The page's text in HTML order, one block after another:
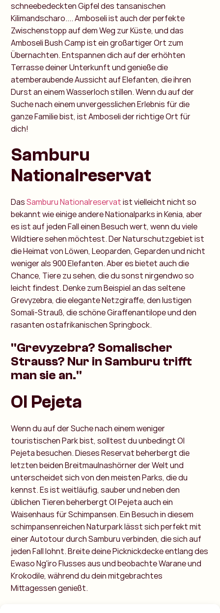
schneebedeckten Gipfel des tansanischen
Kilimandscharo.... Amboseli ist auch der perfekte
Zwischenstopp auf dem Weg zur Küste, und das
Amboseli Bush Camp ist ein großartiger Ort zum
Übernachten. Entspannen dich auf der erhöhten
Terrasse deiner Unterkunft und genieße die
atemberaubende Aussicht auf Elefanten, die ihren
Durst an einem Wasserloch stillen. Wenn du auf der
Suche nach einem unvergesslichen Erlebnis für die
ganze Familie bist, ist Amboseli der richtige Ort für
dich!
Samburu
Nationalreservat
DasSamburu Nationalreservatist vielleicht nicht so
bekannt wie einige andere Nationalparks in Kenia, aber
es ist auf jeden Fall einen Besuch wert, wenn du viele
Wildtiere sehen möchtest. Der Naturschutzgebiet ist
die Heimat von Löwen, Leoparden, Geparden und nicht
weniger als 900 Elefanten. Aber es bietet auch die
Chance, Tiere zu sehen, die du sonst nirgendwo so
leicht findest. Denke zum Beispiel an das seltene
Grevyzebra, die elegante Netzgiraffe, den lustigen
Somali-Strauß, die schöne Giraffenantilope und den
rasanten ostafrikanischen Springbock.
"Grevyzebra? Somalischer
Strauss? Nur in Samburu trifft
man sie an."
Ol Pejeta
Wenn du auf der Suche nach einem weniger
touristischen Park bist, solltest du unbedingt Ol
Pejeta besuchen. Dieses Reservat beherbergt die
letzten beiden Breitmaulnashörner der Welt und
unterscheidet sich von den meisten Parks, die du
kennst. Es ist weitläufig, sauber und neben den
üblichen Tieren beherbergt Ol Pejeta auch ein
Waisenhaus für Schimpansen. Ein Besuch in diesem
schimpansenreichen Naturpark lässt sich perfekt mit
einer Autotour durch Samburu verbinden, die sich auf
jeden Fall lohnt. Breite deine Picknickdecke entlang des
Ewaso Ng'iro Flusses aus und beobachte Warane und
Krokodile, während du dein mitgebrachtes
Mittagessen genießt.